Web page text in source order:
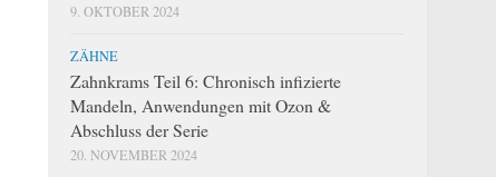
9. OKTOBER 2024
ZÄHNE
Zahnkrams Teil 6: Chronisch infizierte
Mandeln, Anwendungen mit Ozon &
Abschluss der Serie
20. NOVEMBER 2024